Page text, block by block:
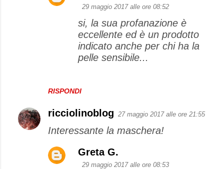
RISPONDI
29 maggio 2017 alle ore 08:52
si, la sua profanazione è
eccellente ed è un prodotto
indicato anche per chi ha la
pelle sensibile...
ricciolinoblog 27 maggio 2017 alle ore 21:55
Interessante la maschera!
Greta G.
29 maggio 2017 alle ore 08:53